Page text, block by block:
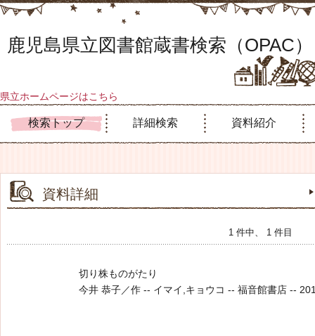
鹿児島県立図書館蔵書検索（OPAC）
県立ホームページはこちら
検索トップ 詳細検索 資料紹介
資料詳細
1 件中、 1 件目
切り株ものがたり
今井 恭子／作 -- イマイ,キョウコ -- 福音館書店 --